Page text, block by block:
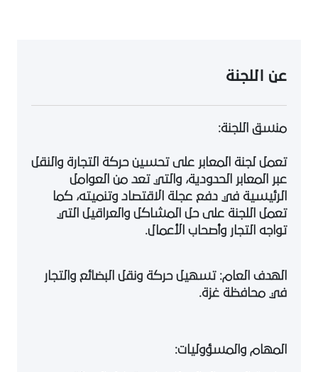
عن اللجنة
منسق اللجنة:
تعمل لجنة المعابر على تحسين حركة التجارة والنقل
عبر المعابر الحدودية، والتي تعد من العوامل
الرئيسية في دفع عجلة الاقتصاد وتنميته، كما
تعمل اللجنة على حل المشاكل والعراقيل التي
تواجه التجار وأصحاب الأعمال.
الهدف العام: تسهيل حركة ونقل البضائع والتجار
في محافظة غزة.
المهام والمسؤوليات: